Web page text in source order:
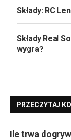
Składy: RC
Składy Real
wygra?
PRZECZYTAJ
Ile trwa